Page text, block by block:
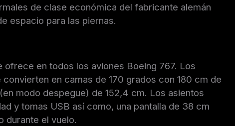
de clase económica del fabricante alemán
espacio para las piernas.
ofrece en todos los aviones Boeing 767. Los
en camas de 170 grados con 180 cm de
modo despegue) de 152,4 cm. Los asientos
y tomas USB así como, una pantalla de 38 cm
durante el vuelo.